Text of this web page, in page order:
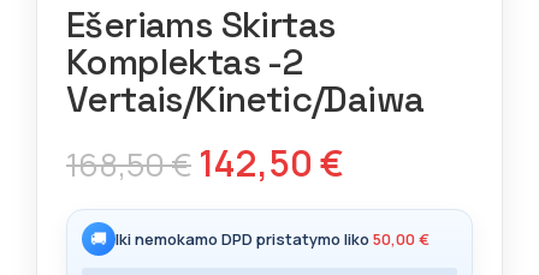
Ešeriams Skirtas
Komplektas -2
Vertais/Kinetic/Daiwa
168,50€ 142,50€
🚚 Iki nemokamo DPD pristatymo liko 50,00€